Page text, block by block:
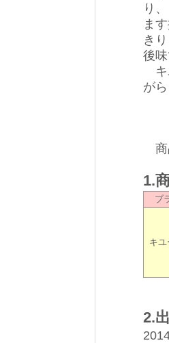
り
ま
き
後
キ
が
商
1.
ブ
キユ
2.